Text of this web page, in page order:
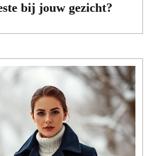
bij jouw gezicht?